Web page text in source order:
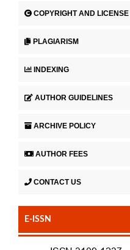
COPYRIGHT AND LICENSE
PLAGIARISM
INDEXING
AUTHOR GUIDELINES
ARCHIVE POLICY
AUTHOR FEES
CONTACT US
E-ISSN